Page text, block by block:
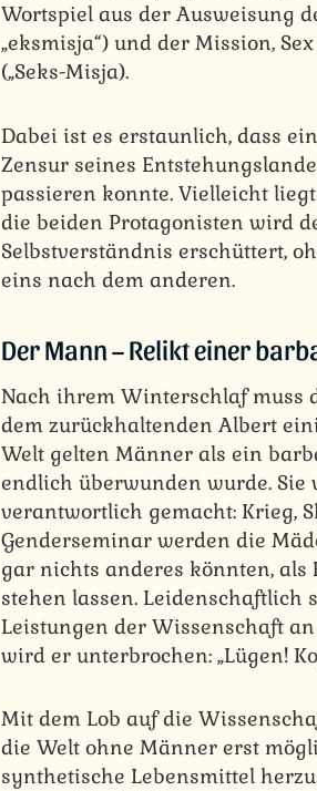
Wortspiel aus der Ausweisung
„eksmisja“) und der Mission,
(„Seks-Misja).
Dabei ist es erstaunlich, dass
Zensur seines
passieren konnte. Vielleicht
die beiden Protagonisten wird
Selbstverständnis erschüttert,
eins nach dem anderen.
Der Mann – Relikt einer
Nach ihrem Winterschlaf muss
dem zurückhaltenden Albert
Welt gelten Männer als ein
endlich überwunden wurde. Sie
verantwortlich gemacht: Krieg,
Genderseminar werden die
gar nichts anderes könnten,
stehen lassen.
Leistungen der Wissenschaft
wird er unterbrochen: „Lügen!
Mit dem Lob auf die
die Welt ohne Männer erst
synthetische Lebensmittel